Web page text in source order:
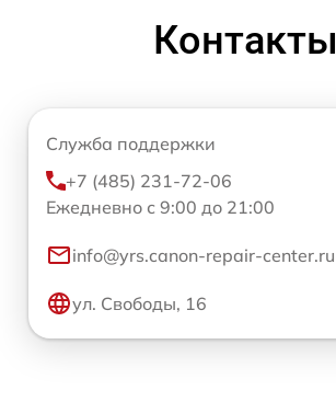
Контакты
Служба поддержки
+7 (485) 231-72-06
Ежедневно с 9:00 до 21:00
info@yrs.canon-repair-center.ru
ул. Свободы, 16